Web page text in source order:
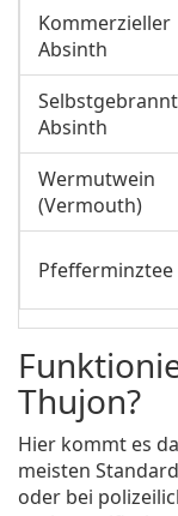
Kommerzieller
Absinth
Absinth
Wermutwein
(Vermouth)
Pfefferminztee
Thujon?
Hier kommt es
meisten
oder bei